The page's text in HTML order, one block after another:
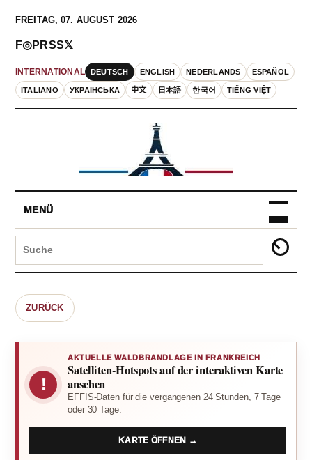
FREITAG, 07. AUGUST 2026
INTERNATIONAL DEUTSCH ENGLISH NEDERLANDS ESPAÑOL
ITALIANO УКРАЇНСЬКА 中文 日本語 한국어 TIẾNG VIỆT
F◎PRSS𝕏
MENÜ
ZURÜCK
!
AKTUELLE WALDBRANDLAGE IN FRANKREICH
Satelliten-Hotspots auf der interaktiven Karte
ansehen
EFFIS-Daten für die vergangenen 24 Stunden, 7 Tage
oder 30 Tage.
KARTE ÖFFNEN →